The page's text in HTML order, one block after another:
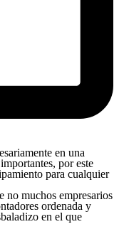
en una
por este
para cualquier
no muchos empresarios
ordenada y
en el que